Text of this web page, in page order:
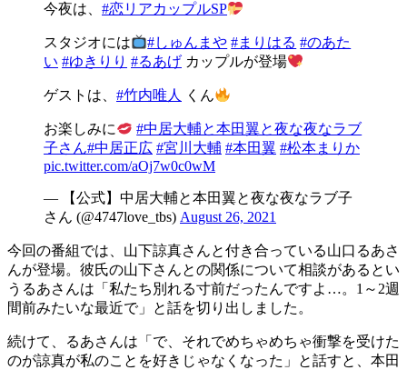
今夜は、 #恋リアカップルSP
スタジオには #しゅんまや #まりはる #のあた
い #ゆきりり #るあげ カップルが登場
ゲストは、 #竹内唯人 くん
お楽しみに
#中居大輔と本田翼と夜な夜なラブ
子さん#中居正広 #宮川大輔 #本田翼 #松本まりか
pic.twitter.com/aOj7w0c0wM
— 【公式】中居大輔と本田翼と夜な夜なラブ子
さん (@4747love_tbs) August 26, 2021
今回の番組では、山下諒真さんと付き合っている山口るあさ
んが登場。彼氏の山下さんとの関係について相談があるとい
うるあさんは「私たち別れる寸前だったんですよ…。1～2週
間前みたいな最近で」と話を切り出しました。
続けて、るあさんは「で、それでめちゃめちゃ衝撃を受けた
のが諒真が私のことを好きじゃなくなった」と話すと、本田